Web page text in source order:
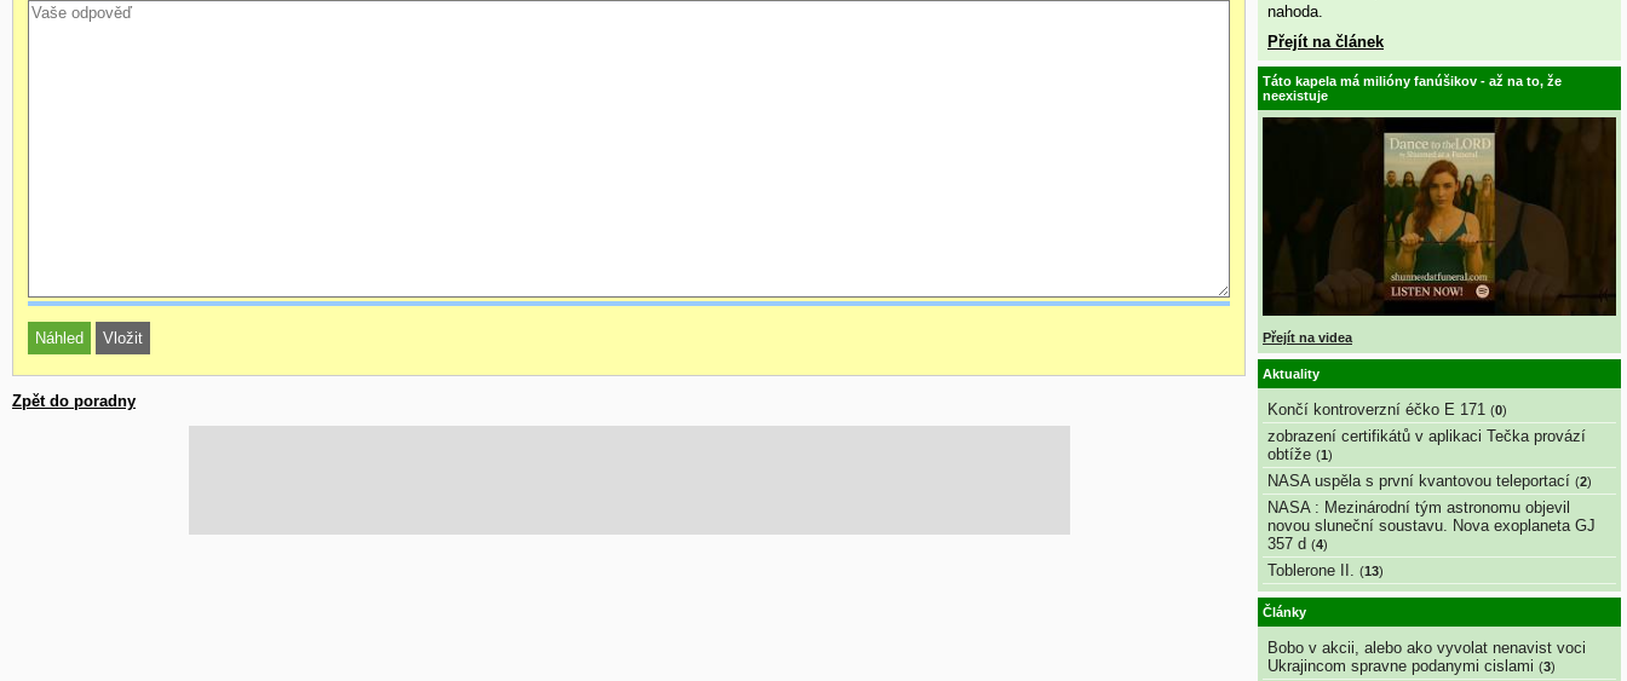
Zpět do poradny
nahoda.
Přejít na článek
Táto kapela má milióny fanúšikov - až na to, že
neexistuje
Přejít na videa
Aktuality
Končí kontroverzní éčko E 171 (0)
zobrazení certifikátů v aplikaci Tečka provází
obtíže (1)
NASA uspěla s první kvantovou teleportací (2)
NASA : Mezinárodní tým astronomu objevil
novou sluneční soustavu. Nova exoplaneta GJ
357 d (4)
Toblerone II. (13)
Články
Bobo v akcii, alebo ako vyvolat nenavist voci
Ukrajincom spravne podanymi cislami (3)